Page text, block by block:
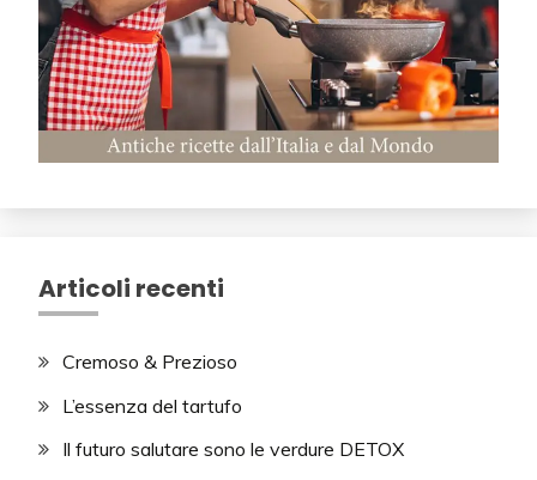
Articoli recenti
Cremoso & Prezioso
L’essenza del tartufo
Il futuro salutare sono le verdure DETOX